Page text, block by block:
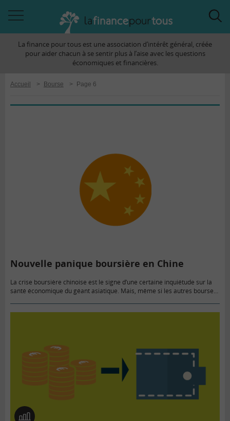
àLa finance pour tous est une association d’intérêt général, créée
pour aider chacun à se sentir plus à l’aise avec les questions
économiques et financières.
Accueil > Bourse > Page 6
Nouvelle panique boursière en Chine
La crise boursière chinoise est le signe d’une certaine inquiétude sur la
santé économique du géant asiatique. Mais, même si les autres bourses